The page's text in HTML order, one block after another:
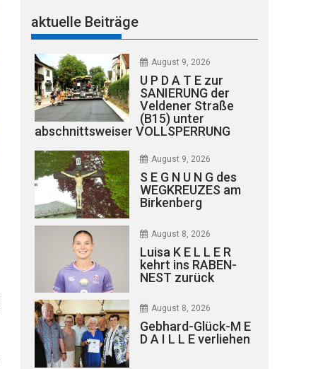
aktuelle Beiträge
August 9, 2026
U P D A T E zur
SANIERUNG der
Veldener Straße
(B15) unter
abschnittsweiser VOLLSPERRUNG
August 9, 2026
S E G N U N G des
WEGKREUZES am
Birkenberg
August 8, 2026
Luisa K E L L E R
kehrt ins RABEN-
NEST zurück
August 8, 2026
Gebhard-Glück-M E
D A I L L E verliehen